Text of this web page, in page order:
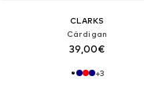
CLARKS
Cárdigan
39,00€
+3